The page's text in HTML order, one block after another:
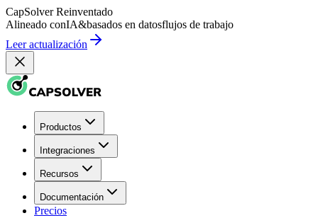
CapSolver Reinventado
Alineado conIA&basados en datosflujos de trabajo
Leer actualización
Productos
Integraciones
Recursos
Documentación
Precios